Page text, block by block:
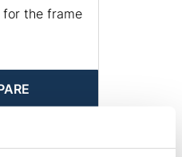
for the frame